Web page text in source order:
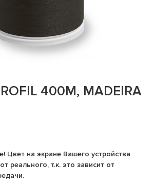
400М, MADEIRA
Цвет на экране Вашего устройства
реального, т.к. это зависит от